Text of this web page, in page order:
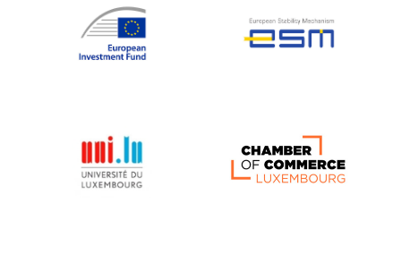
Klaus-Heiner Lehne
Koen LENAERTS
Lars Heikensten
Lucas Papademos
Máire Geoghegan-Quinn